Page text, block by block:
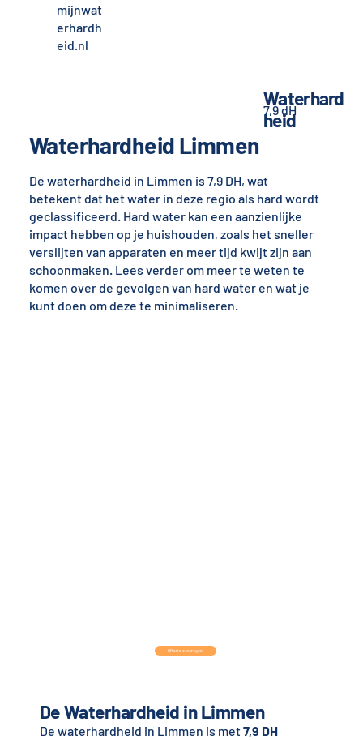
mijnwat
erhardh
eid.nl
Waterhardheid Limmen
De waterhardheid in Limmen is 7,9 DH, wat
betekent dat het water in deze regio als hard wordt
geclassificeerd. Hard water kan een aanzienlijke
impact hebben op je huishouden, zoals het sneller
verslijten van apparaten en meer tijd kwijt zijn aan
schoonmaken. Lees verder om meer te weten te
komen over de gevolgen van hard water en wat je
kunt doen om deze te minimaliseren.
Waterhard
heid
7,9 dH
De Waterhardheid in Limmen
De waterhardheid in Limmen is met7,9 DH
Offerte aanvragen